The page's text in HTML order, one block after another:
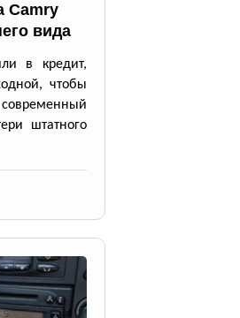
Camry
вида
в кредит,
чтобы
штатного